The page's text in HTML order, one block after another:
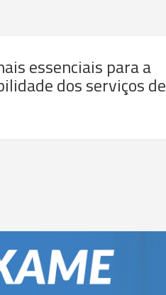
essenciais para a
dos serviços de